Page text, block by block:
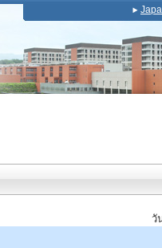
วั